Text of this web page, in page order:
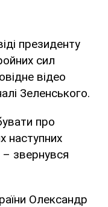
президенту
сил
відео
Зеленського.
про
наступних
звернувся
Олександр